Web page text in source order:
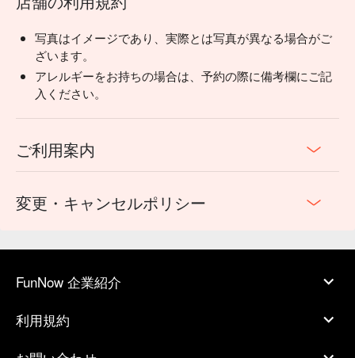
写真はイメージであり、実際とは写真が異なる場合がご
ざいます。
アレルギーをお持ちの場合は、予約の際に備考欄にご記
入ください。
ご利用案内
変更・キャンセルポリシー
FunNow 企業紹介
利用規約